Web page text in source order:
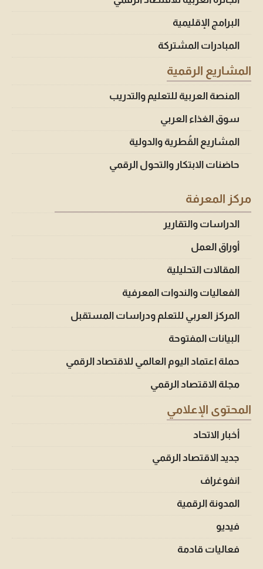
البرامج الإقليمية
المبادرات المشتركة
المشاريع الرقمية
المنصة العربية للتعليم والتدريب
سوق الغذاء العربي
المشاريع القُطرية والدولية
حاضنات الابتكار والتحول الرقمي
مركز المعرفة
الدراسات والتقارير
أوراق العمل
المقالات التحليلية
الفعاليات والندوات المعرفية
المركز العربي للتعلم ودراسات المستقبل
البيانات المفتوحة
حملة اعتماد اليوم العالمي للاقتصاد الرقمي
مجلة الاقتصاد الرقمي
المحتوى الإعلامي
أخبار الاتحاد
جديد الاقتصاد الرقمي
انفوغراف
المدونة الرقمية
فيديو
فعاليات قادمة